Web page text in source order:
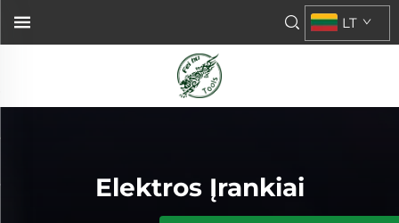
LT
Elektros Įrankiai